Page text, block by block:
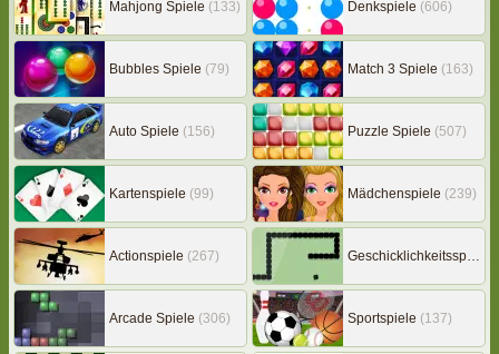
Mahjong Spiele (133) Denkspiele (606)
Bubbles Spiele (79) Match 3 Spiele (163)
Auto Spiele (156) Puzzle Spiele (507)
Kartenspiele (99) Mädchenspiele (239)
Actionspiele (267) Geschicklichkeitsspiele
Arcade Spiele (306) Sportspiele (137)